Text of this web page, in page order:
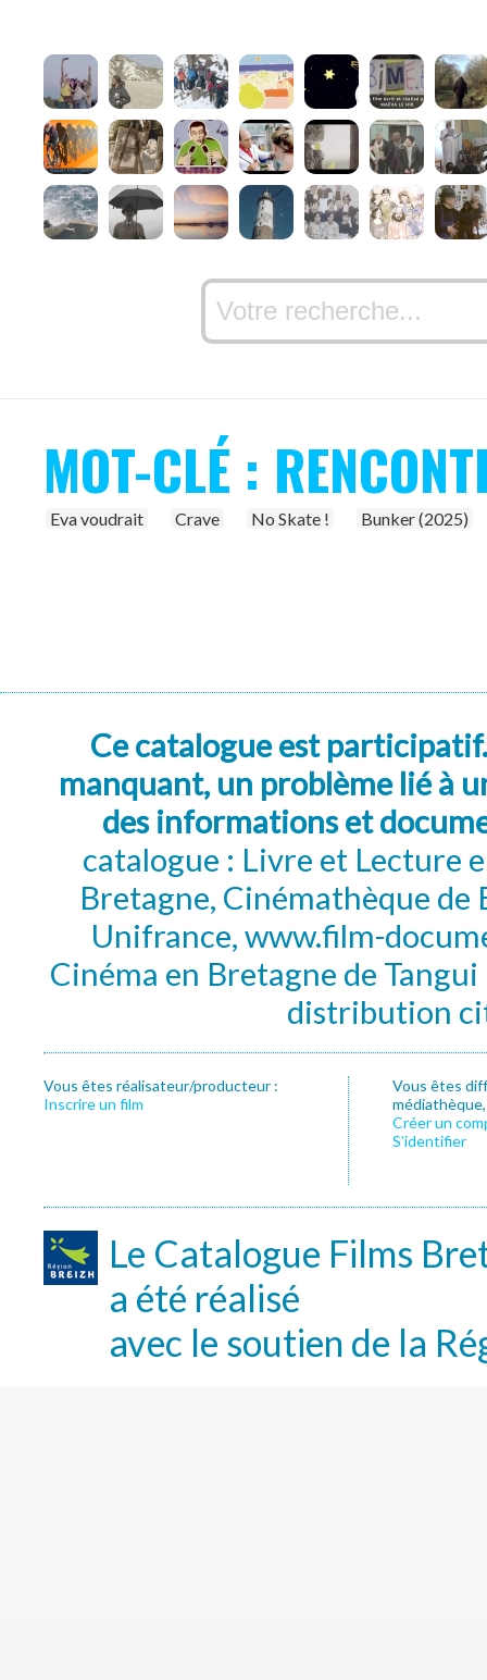
MOT-CLÉ :
Eva voudrait Crave No Skate ! Bunker (2025)
Ce catalogue est
manquant, un problème lié à
des informations et
catalogue : Livre et Lecture
Bretagne, Cinémathèque de
Unifrance, www.film-
Cinéma en Bretagne de
distribution
Vous êtes réalisateur/producteur :
Inscrire un film
Vous êtes
Créer un
S’identifier
Le Catalogue Films
a été réalisé
avec le soutien de la